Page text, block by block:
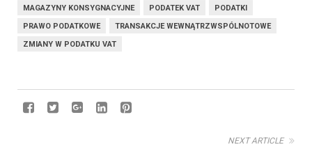
MAGAZYNY KONSYGNACYJNE
PODATEK VAT
PODATKI
PRAWO PODATKOWE
TRANSAKCJE WEWNĄTRZWSPÓLNOTOWE
ZMIANY W PODATKU VAT
NEXT ARTICLE